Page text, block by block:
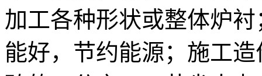
加工各种形状或整体炉
能好，节约能源；施工